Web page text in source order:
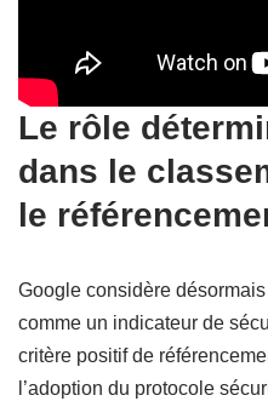
Le rôle
dans le
le
Google considère
comme un indicateur de
critère positif de
l’adoption du protocole